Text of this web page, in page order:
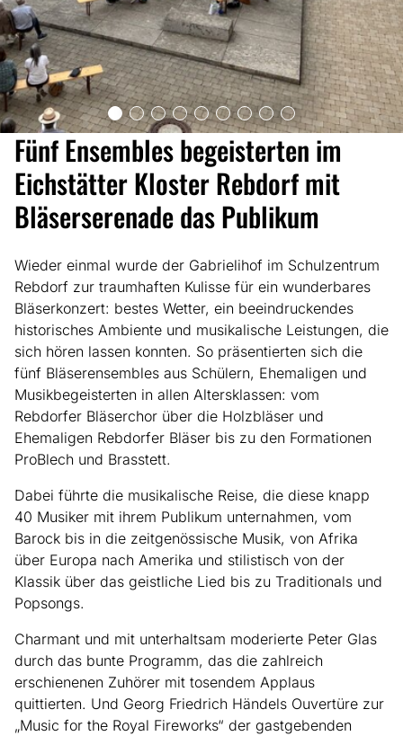
Fünf Ensembles begeisterten im
Eichstätter Kloster Rebdorf mit
Bläserserenade das Publikum
Wieder einmal wurde der Gabrielihof im Schulzentrum
Rebdorf zur traumhaften Kulisse für ein wunderbares
Bläserkonzert: bestes Wetter, ein beeindruckendes
historisches Ambiente und musikalische Leistungen, die
sich hören lassen konnten. So präsentierten sich die
fünf Bläserensembles aus Schülern, Ehemaligen und
Musikbegeisterten in allen Altersklassen: vom
Rebdorfer Bläserchor über die Holzbläser und
Ehemaligen Rebdorfer Bläser bis zu den Formationen
ProBlech und Brasstett.
Dabei führte die musikalische Reise, die diese knapp
40 Musiker mit ihrem Publikum unternahmen, vom
Barock bis in die zeitgenössische Musik, von Afrika
über Europa nach Amerika und stilistisch von der
Klassik über das geistliche Lied bis zu Traditionals und
Popsongs.
Charmant und mit unterhaltsam moderierte Peter Glas
durch das bunte Programm, das die zahlreich
erschienenen Zuhörer mit tosendem Applaus
quittierten. Und Georg Friedrich Händels Ouvertüre zur
„Music for the Royal Fireworks“ der gastgebenden